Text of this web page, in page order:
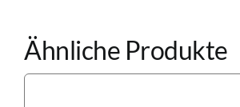
Ähnliche Produkte